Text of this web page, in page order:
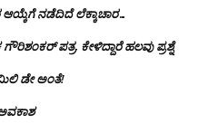
ಆಯ್ಕೆಗೆ ನಡೆದಿದೆ ಲೆಕ್ಕಾಚಾರ…
ಪತ್ರ, ಕೇಳಿದ್ದಾರೆ ಹಲವು ಪ್ರಶ್ನೆ
ಡೇ ಅಂತೆ!